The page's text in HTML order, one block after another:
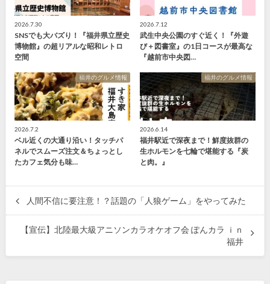
2026.7.30
SNSでも大バズり！『福井県立歴史
博物館』の超リアルな昭和レトロ
空間
2026.7.12
武生中央公園のすぐ近く！『外遊
び＋図書室』の1日コースが最高な
『越前市中央図…
福井のグルメ情報
2026.7.2
ベル近くの大通り沿い！タッチパ
ネルでスムーズ注文＆ちょっとし
たカフェ気分も味…
福井のグルメ情報
2026.6.14
福井駅近で深夜まで！鮮度抜群の
生ホルモンを七輪で堪能する『炭
と肉。』
人間不信に要注意！？話題の「人狼ゲーム」をやってみた
【宣伝】北陸最大級アニソンカラオケオフ会 ぽんカラ ｉｎ
福井